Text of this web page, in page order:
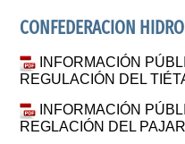
CONFEDERACION
INFORMACIÓN
REGULACIÓN DEL
INFORMACIÓN
REGLACIÓN DEL